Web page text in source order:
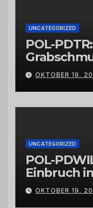
UNCATEGORIZED
POL-
OKTOBER 19,
UNCATEGORIZED
POL-
Einbruch
Wittlich
OKTOBER 19,